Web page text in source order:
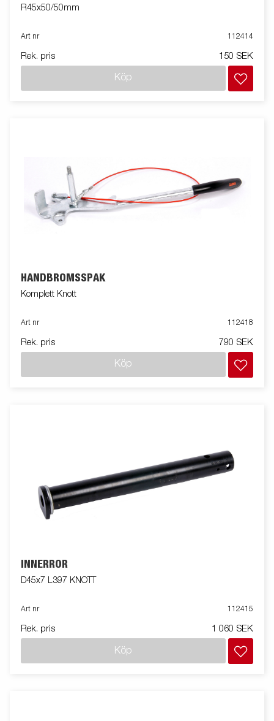
R45x50/50mm
Art nr 112414
Rek. pris 150 SEK
Köp
HANDBROMSSPAK
Komplett Knott
Art nr 112418
Rek. pris 790 SEK
Köp
INNERRÖR
D45x7 L397 KNOTT
Art nr 112415
Rek. pris 1 060 SEK
Köp